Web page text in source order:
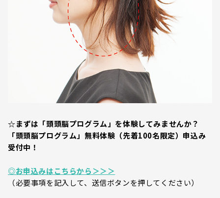
☆まずは「頭頭脳プログラム」を体験してみませんか？
「頭頭脳プログラム」無料体験（先着100名限定）申込み
受付中！
◎お申込みはこちらから＞＞＞
（必要事項を記入して、送信ボタンを押してください）